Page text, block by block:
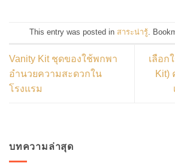
This entry was posted in สาระน่ารู้.
Vanity Kit ชุดของใช้พกพา
อำนวยความสะดวกใน
โรงแรม
เลือก
Kit)
บทความล่าสุด